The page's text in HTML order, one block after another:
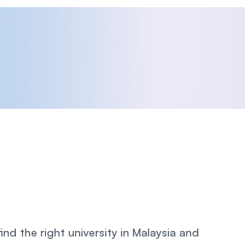
the right university in Malaysia and